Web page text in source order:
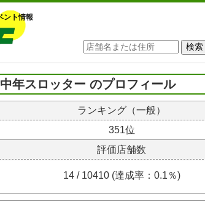
ント情報
年スロッター のプロフィール
ランキング（一般）
351位
評価店舗数
14 / 10410 (達成率：0.1％)